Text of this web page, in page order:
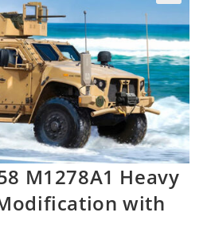
M1278A1 Heavy
with